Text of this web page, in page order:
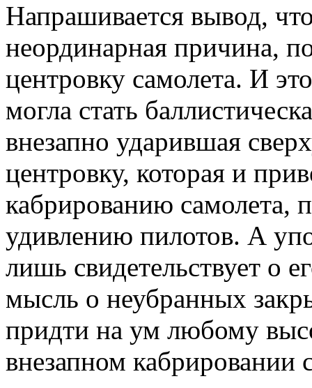
Напрашивается вывод,
неординарная причина,
центровку самолета. И
могла стать
внезапно ударившая
центровку, которая и
кабрированию самолета,
удивлению пилотов. А
лишь свидетельствует о
мысль о неубранных
придти на ум любому
внезапном кабрировании